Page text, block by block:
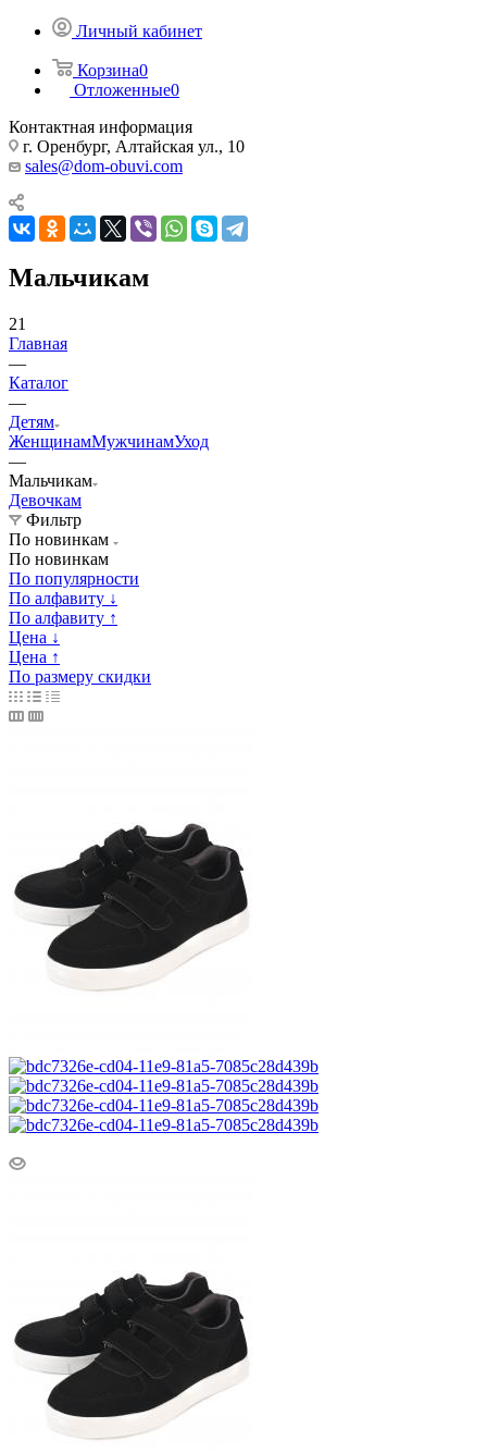
Личный кабинет
Корзина0
Отложенные0
Контактная информация
г. Оренбург, Алтайская ул., 10
sales@dom-obuvi.com
Мальчикам
21
Главная
—
Каталог
—
Детям
ЖенщинамМужчинамУход
—
Мальчикам
Девочкам
Фильтр
По новинкам
По новинкам
По популярности
По алфавиту ↓
По алфавиту ↑
Цена ↓
Цена ↑
По размеру скидки